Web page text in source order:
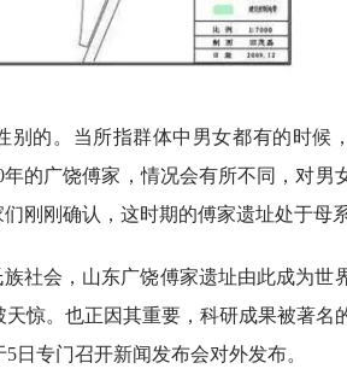
别的。当所指群体中男女都有的时候
年的广饶傅家，情况会有所不同，对男
刚刚确认，这时期的傅家遗址处于母
社会，山东广饶傅家遗址由此成为世
惊。也正因其重要，科研成果被著名
日专门召开新闻发布会对外发布。